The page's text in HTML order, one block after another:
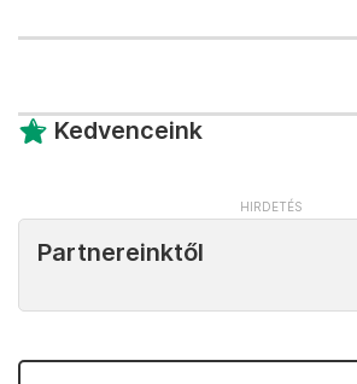
Kedvenceink
Partnereinktől